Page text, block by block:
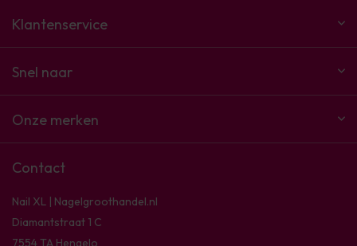
Klantenservice
Snel naar
Onze merken
Contact
Nail XL | Nagelgroothandel.nl
Diamantstraat 1 C
7554 TA Hengelo